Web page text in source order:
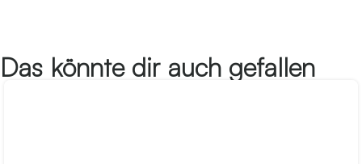
Das könnte dir auch gefallen